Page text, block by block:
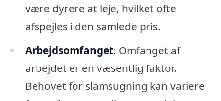
være dyrere at leje, hvilket ofte
afspejles i den samlede pris.
Arbejdsomfanget: Omfanget af
arbejdet er en væsentlig faktor.
Behovet for slamsugning kan variere